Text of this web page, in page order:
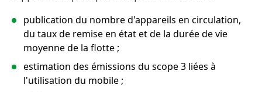
publication du nombre d'appareils en circulation,
du taux de remise en état et de la durée de vie
moyenne de la flotte ;
estimation des émissions du scope 3 liées à
l'utilisation du mobile ;